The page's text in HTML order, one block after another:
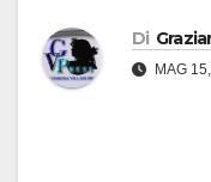
Di
MAG